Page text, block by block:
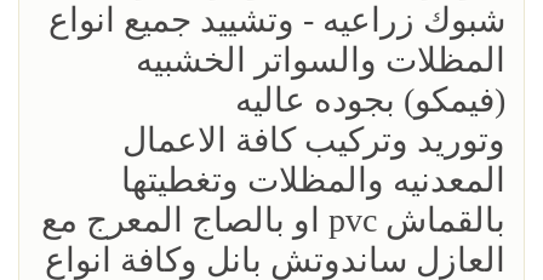
شبوك زراعيه - وتشييد جميع انواع
المظلات والسواتر الخشبيه
(فيمكو) بجوده عاليه
وتوريد وتركيب كافة الاعمال
المعدنيه والمظلات وتغطيتها
بالقماش pvc او بالصاج المعرج مع
العازل ساندوتش بانل وكافة انواع